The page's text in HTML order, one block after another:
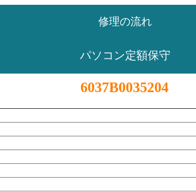
修理の流れ
パソコン定額保守
6037B0035204